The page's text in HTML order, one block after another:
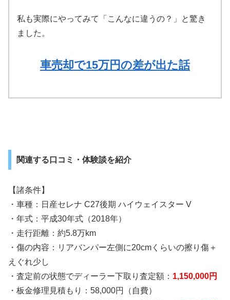
私も実際にやってみて「こんなに違うの？」と驚き
ました。
車売却で15万円の差が出た話
関連する口コミ・体験談を紹介
【諸条件】
・車種：日産セレナ C27後期 ハイウェイスター V
・年式：平成30年式（2018年）
・走行距離：約5.8万km
・傷の内容：リアバンパー左側に20cmくらいの擦り傷＋
えぐれ少し
・査定前の状態でディーラー下取り査定額： 1,150,000円
・板金修理見積もり：58,000円（自費）